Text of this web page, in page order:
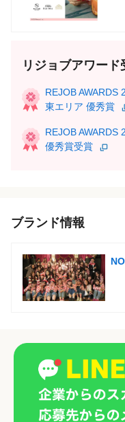
リジョブアワード
REJOB AWARDS
東エリア 優秀賞
REJOB AWARDS
優秀賞受賞
ブランド情報